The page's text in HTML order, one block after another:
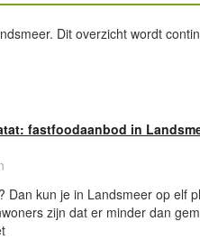
Dit overzicht wordt
fastfoodaanbod in
Dan kun je in Landsmeer op elf
zijn dat er minder dan